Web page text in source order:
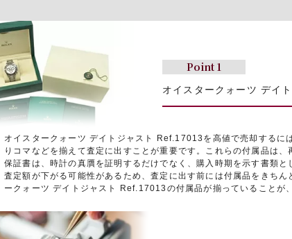
Point 1
オイスタークォーツ デイ
オイスタークォーツ デイトジャスト Ref.17013を高値で売却するに
りコマなどを揃えて査定に出すことが重要です。これらの付属品は
保証書は、時計の真贋を証明するだけでなく、購入時期を示す書類
査定額が下がる可能性があるため、査定に出す前には付属品をきち
ークォーツ デイトジャスト Ref.17013の付属品が揃っていることが